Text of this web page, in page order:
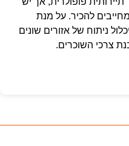
להכיר. על מנת
ניתוח של אזורים שונים
צרכי השוכרים.